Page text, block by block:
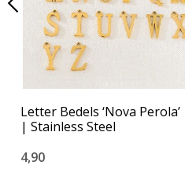
Letter Bedels ‘Nova Perola’
| Stainless Steel
4,90